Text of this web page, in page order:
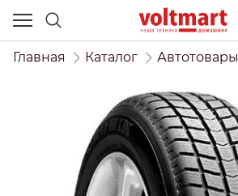
Главная Каталог Автотовары